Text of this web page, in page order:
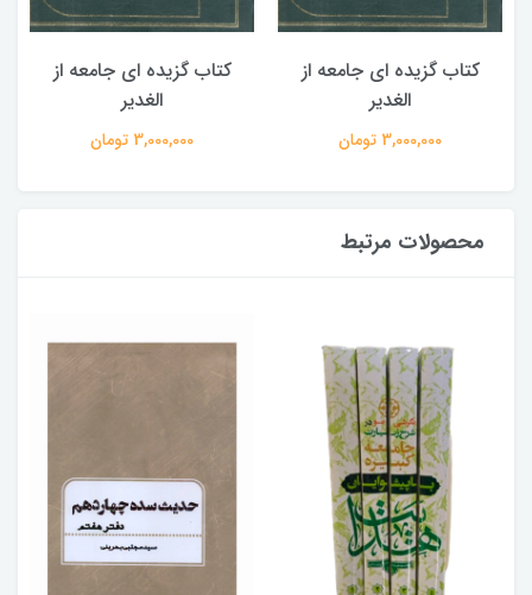
کتاب گزیده ای جامعه از
الغدیر
3,000,000 تومان
کتاب گزیده ای جامعه از
الغدیر
3,000,000 تومان
محصولات مرتبط